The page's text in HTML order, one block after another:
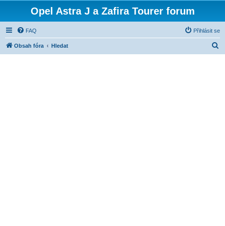
Opel Astra J a Zafira Tourer forum
FAQ Přihlásit se
Obsah fóra Hledat